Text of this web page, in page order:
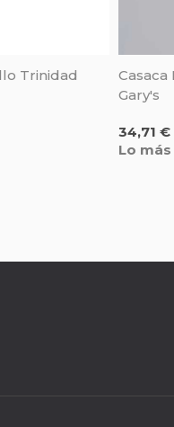
Trinidad
Casaca
Gary's
Precio
34,71 €
Lo